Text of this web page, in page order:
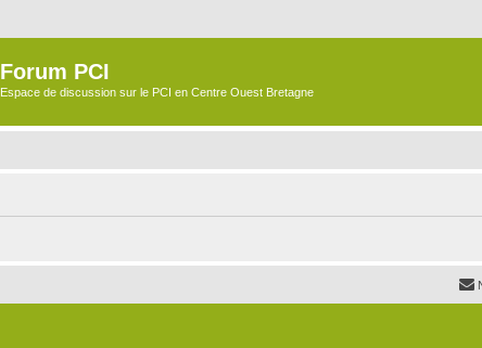
Forum PCI
Espace de discussion sur le PCI en Centre Ouest Bretagne